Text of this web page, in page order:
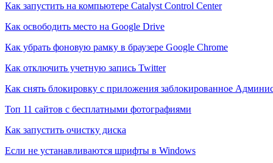
Как запустить на компьютере Catalyst Control Center
Как освободить место на Google Drive
Как убрать фоновую рамку в браузере Google Chrome
Как отключить учетную запись Twitter
Как снять блокировку с приложения заблокированное
Топ 11 сайтов с бесплатными фотографиями
Как запустить очистку диска
Если не устанавливаются шрифты в Windows